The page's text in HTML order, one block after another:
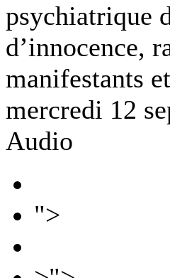
psychiatrique
d’innocence,
manifestants
mercredi 12
Audio
">